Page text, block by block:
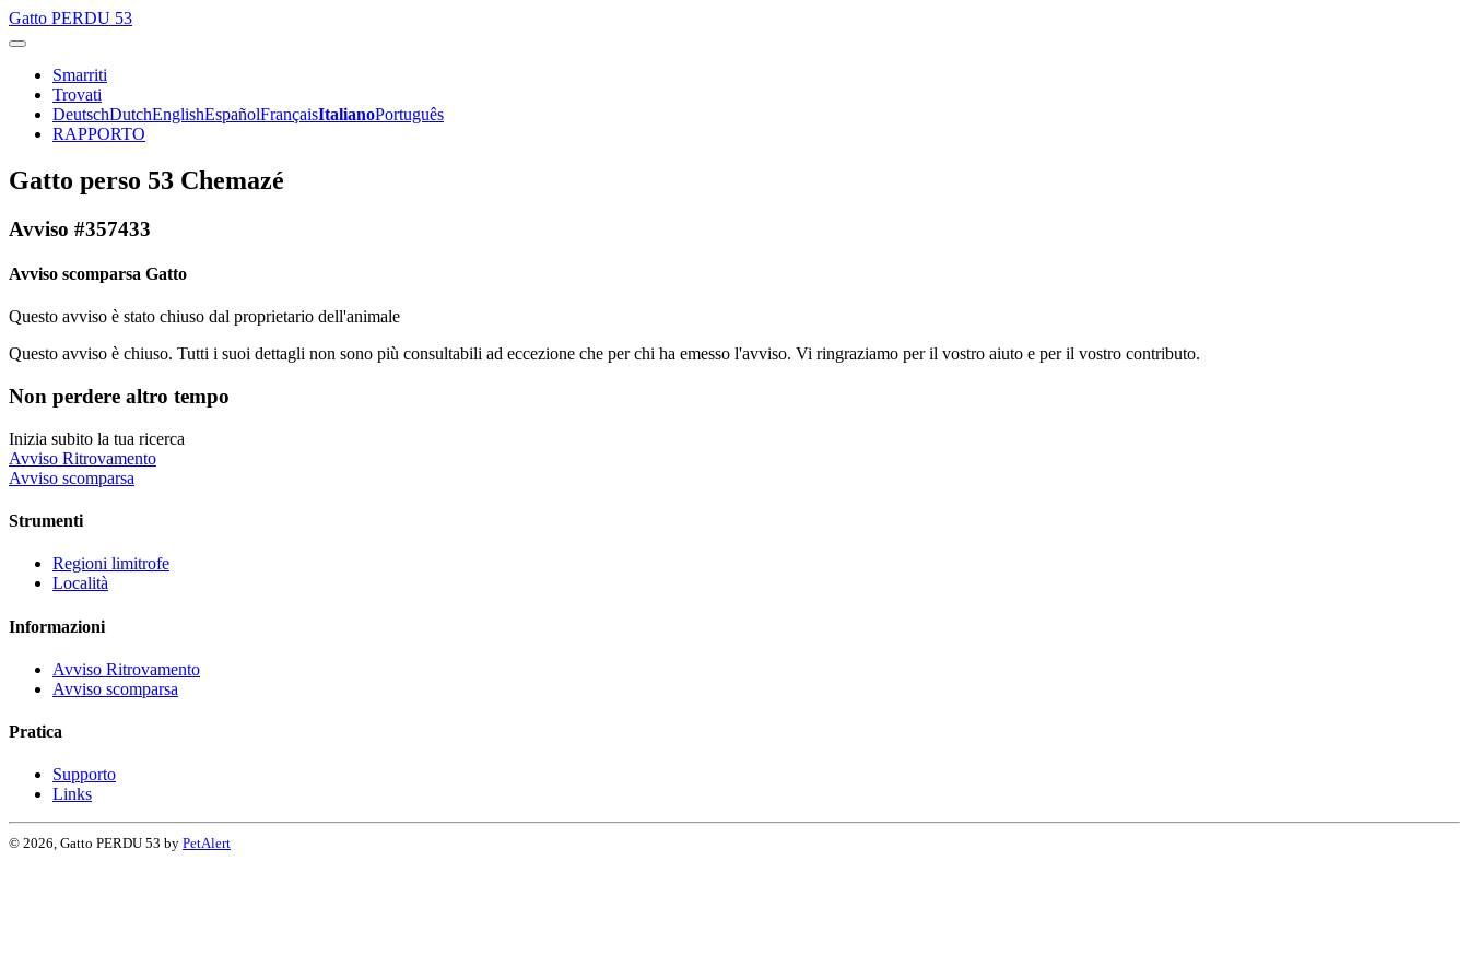
Gatto PERDU 53
Smarriti
Trovati
DeutschDutchEnglishEspañolFrançaisItalianoPortuguês
RAPPORTO
Gatto perso 53 Chemazé
Avviso #357433
Avviso scomparsa Gatto
Questo avviso è stato chiuso dal proprietario dell'animale
Questo avviso è chiuso. Tutti i suoi dettagli non sono più consultabili ad eccezione che per chi ha emesso l'avviso. Vi ringraziamo per il vostro aiuto e per il vostro contributo.
Non perdere altro tempo
Inizia subito la tua ricerca
Avviso Ritrovamento
Avviso scomparsa
Strumenti
Regioni limitrofe
Località
Informazioni
Avviso Ritrovamento
Avviso scomparsa
Pratica
Supporto
Links
© 2026, Gatto PERDU 53 by PetAlert